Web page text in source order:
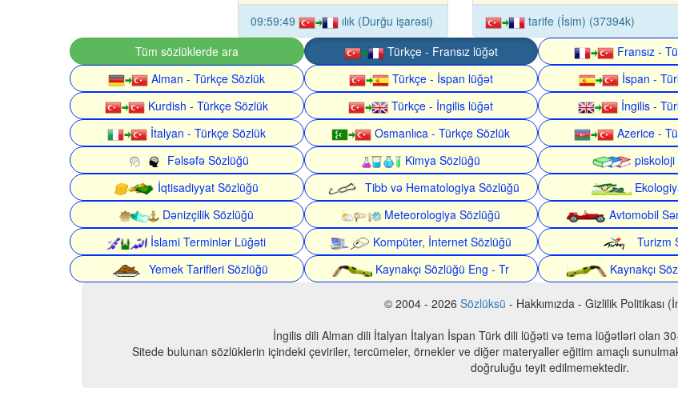
09:59:49 ılık (Durğu işarəsi)
tarife (İsim) (37394k)
Tüm sözlüklerde ara
Türkçe - Fransız lüğət Fransız -
Alman - Türkçe Sözlük
Türkçe - İspan lüğət İspan -
Kurdish - Türkçe Sözlük
Türkçe - İngilis lüğət İngilis -
İtalyan - Türkçe Sözlük
Osmanlıca - Türkçe Sözlük Azerice -
Fəlsəfə Sözlüğü
Kimya Sözlüğü piskoloji
İqtisadiyyat Sözlüğü
Tibb və Hematologiya Sözlüğü
Dənizçilik Sözlüğü
Meteorologiya Sözlüğü Avtomobil
İslami Terminlər Lüğəti
Kompüter, İnternet Sözlüğü Turizm
Yemek Tarifleri Sözlüğü
Kaynakçı Sözlüğü Eng - Tr Kaynakçı
© 2004 - 2026 Sözlüksü - Hakkımızda - Gizlilik Politikası
İngilis dili Alman dili İtalyan İtalyan İspan Türk dili lüğəti və tema lüğətləri olan
Sitede bulunan sözlüklerin içindeki çeviriler, tercümeler, örnekler ve diğer materyaller eğitim amaçlı
doğruluğu teyit edilmemektedir.